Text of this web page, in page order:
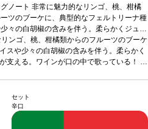
グノート非常に魅力的なリンゴ、桃、柑橘
ツのブーケに、典型的なフェルトリーナ種
々の白胡椒の含みを伴う。柔らかくジュー
洗練された酸味が支える。ワインが口の中
！葡萄品種グリューナー・ヴェルトリーナ
オーストリア・サステナブル認証*本ヴィン
ンゴ、桃、柑橘類からのフルーツのブーケ
スや少々の白胡椒の含みを伴う。柔らかく
支える。ワインが口の中で歌っている！ 葡
承ください。
セット
辛口